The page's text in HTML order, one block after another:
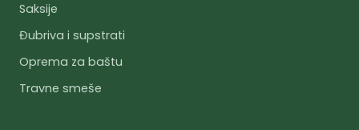
Saksije
Đubriva i supstrati
Oprema za baštu
Travne smeše